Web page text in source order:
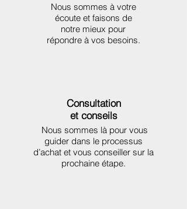
Nous sommes à votre
écoute et faisons de
notre mieux pour
répondre à vos besoins.
Consultation
et conseils
Nous sommes là pour vous
guider dans le processus
d’achat et vous conseiller sur la
prochaine étape.